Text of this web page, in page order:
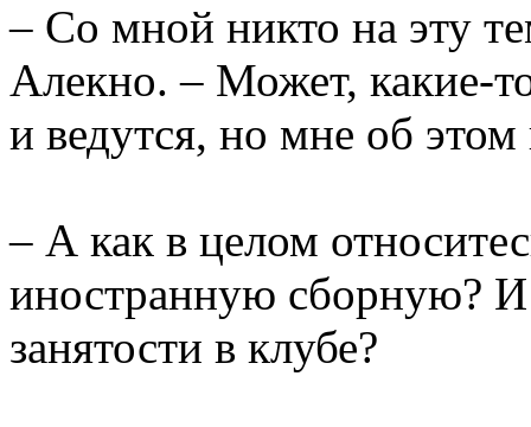
– Со мной никто на эту
Алекно. – Может, какие-
и ведутся, но мне об этом
– А как в целом
иностранную сборную?
занятости в клубе?